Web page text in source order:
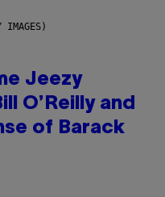
IMAGES)
Jeezy
O’Reilly and
of Barack